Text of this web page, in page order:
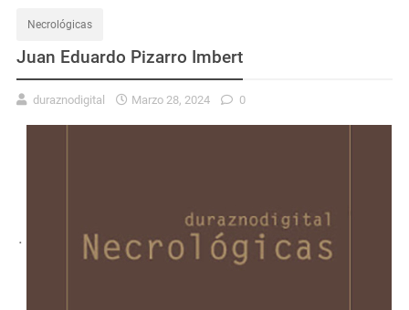
Necrológicas
Juan Eduardo Pizarro Imbert
duraznodigital Marzo 28, 2024 0
.